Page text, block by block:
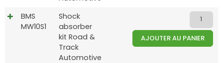
BMS
MW10S1
Shock
absorber
kit Road &
Track
Automotive
AJOUTER AU PANIER